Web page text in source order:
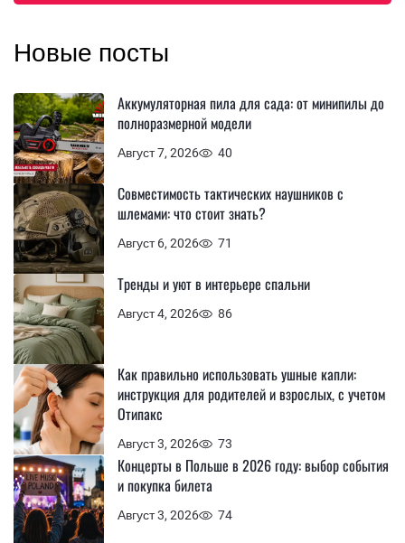
Новые посты
Август 7, 2026 40
Аккумуляторная пила для сада: от минипилы до
полноразмерной модели
Август 6, 2026 71
Совместимость тактических наушников с
шлемами: что стоит знать?
Август 4, 2026 86
Тренды и уют в интерьере спальни
Август 3, 2026 73
Как правильно использовать ушные капли:
инструкция для родителей и взрослых, с учетом
Отипакс
Август 3, 2026 74
Концерты в Польше в 2026 году: выбор события
и покупка билета